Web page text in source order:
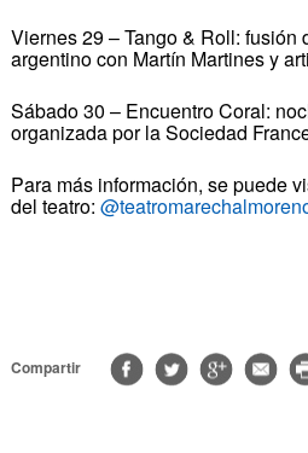
Viernes 29 – Tango & Roll: fusión
argentino con Martín Martines y
Sábado 30 – Encuentro Coral:
organizada por la Sociedad
Para más información, se puede
del teatro:
Compartir